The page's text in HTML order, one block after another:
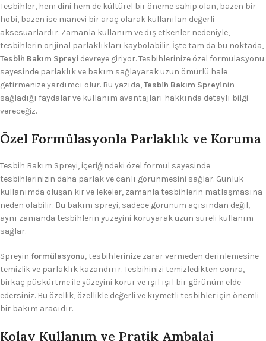
Tesbihler, hem dini hem de kültürel bir öneme sahip olan, bazen bir
hobi, bazen ise manevi bir araç olarak kullanılan değerli
aksesuarlardır. Zamanla kullanım ve dış etkenler nedeniyle,
tesbihlerin orijinal parlaklıkları kaybolabilir. İşte tam da bu noktada,
Tesbih Bakım Spreyi devreye giriyor. Tesbihlerinize özel formülasyonu
sayesinde parlaklık ve bakım sağlayarak uzun ömürlü hale
getirmenize yardımcı olur. Bu yazıda,Tesbih Bakım Spreyinin
sağladığı faydalar ve kullanım avantajları hakkında detaylı bilgi
vereceğiz.
Özel Formülasyonla Parlaklık ve Koruma
Tesbih Bakım Spreyi, içeriğindeki özel formül sayesinde
tesbihlerinizin daha parlak ve canlı görünmesini sağlar. Günlük
kullanımda oluşan kir ve lekeler, zamanla tesbihlerin matlaşmasına
neden olabilir. Bu bakım spreyi, sadece görünüm açısından değil,
aynı zamanda tesbihlerin yüzeyini koruyarak uzun süreli kullanım
sağlar.
Spreyin formülasyonu, tesbihlerinize zarar vermeden derinlemesine
temizlik ve parlaklık kazandırır. Tesbihinizi temizledikten sonra,
birkaç püskürtme ile yüzeyini korur ve ışıl ışıl bir görünüm elde
edersiniz. Bu özellik, özellikle değerli ve kıymetli tesbihler için önemli
bir bakım aracıdır.
Kolay Kullanım ve Pratik Ambalaj